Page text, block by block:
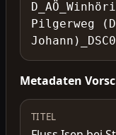
Pilgerweg
Metadaten
TITEL